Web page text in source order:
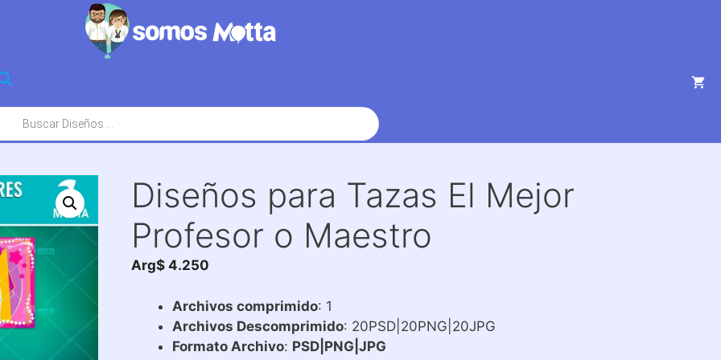
Diseños para Tazas El Mejor
Profesor o Maestro
Arg$4.250
Archivos comprimido: 1
Archivos Descomprimido: 20PSD|20PNG|20JPG
Formato Archivo: PSD|PNG|JPG